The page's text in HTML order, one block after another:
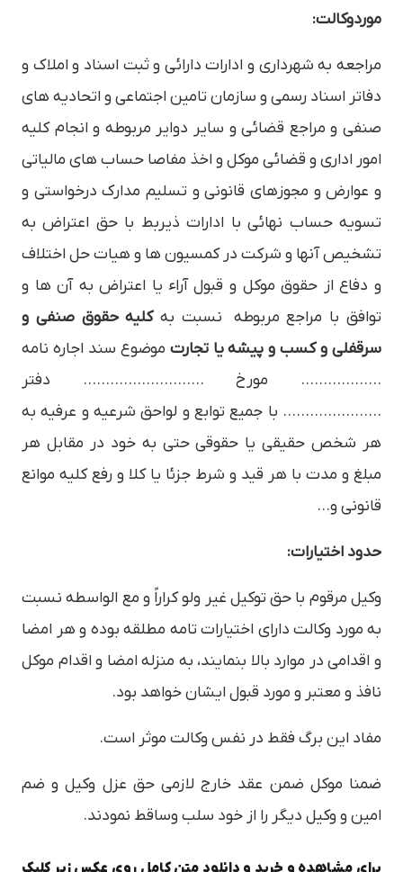
موردوكالت:
مراجعه به شهرداري و ادارات دارائي و ثبت اسناد و املاك و
دفاتر اسناد رسمي و سازمان تامين اجتماعي و اتحاديه هاي
صنفي و مراجع قضائي و ساير دواير مربوطه و انجام كليه
امور اداري و قضائي موكل و اخذ مفاصا حساب هاي مالياتي
و عوارض و مجوزهاي قانوني و تسليم مدارك درخواستي و
تسويه حساب نهائي با ادارات ذيربط با حق اعتراض به
تشخيص آنها و شركت در كمسيون ها و هيات حل اختلاف
و دفاع از حقوق موكل و قبول آراء يا اعتراض به آن ها و
توافق با مراجع مربوطه نسبت بهكليه حقوق صنفي و
سرقفلي و كسب و پيشه يا تجارت موضوع سند اجاره نامه
……………… مورخ ……………………… دفتر
…………………. با جميع توابع و لواحق شرعيه و عرفيه به
هر شخص حقيقي يا حقوقي حتي به خود در مقابل هر
مبلغ و مدت با هر قيد و شرط جزئا يا كلا و رفع كليه موانع
قانوني و…
حدود اختيارات:
وكيل مرقوم با حق توكيل غير ولو كراراً و مع الواسطه نسبت
به مورد وكالت داراي اختيارات تامه مطلقه بوده و هر امضا
و اقدامي در موارد بالا بنمايند، به منزله امضا و اقدام موكل
نافذ و معتبر و مورد قبول ايشان خواهد بود.
مفاد اين برگ فقط در نفس وكالت موثر است.
ضمنا موكل ضمن عقد خارج لازمي حق عزل وكيل و ضم
امين و وكيل ديگر را از خود سلب وساقط نمودند.
برای مشاهده و خرید و دانلود متن کامل روی عکس زیر کلیک